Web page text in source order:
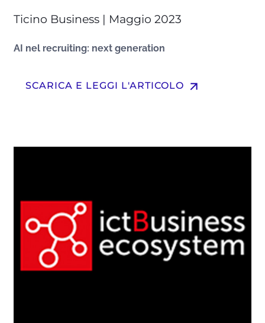
Ticino Business | Maggio 2023
AI nel recruiting: next generation
SCARICA E LEGGI L'ARTICOLO arrow_upward